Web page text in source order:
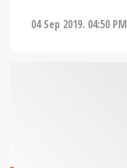
04 Sep 2019. 04:50 PM